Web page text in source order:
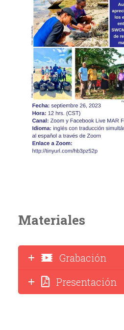
Materiales
Grabación
Presentación